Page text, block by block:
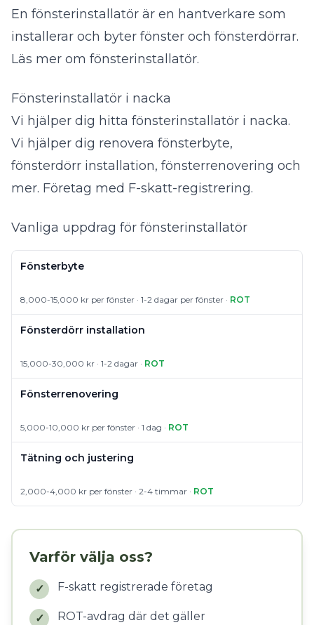
En fönsterinstallatör är en hantverkare som
installerar och byter fönster och fönsterdörrar.
Läs mer om fönsterinstallatör.
Fönsterinstallatör i nacka
Vi hjälper dig hitta fönsterinstallatör i nacka.
Vi hjälper dig renovera fönsterbyte,
fönsterdörr installation, fönsterrenovering och
mer. Företag med F-skatt-registrering.
Vanliga uppdrag för fönsterinstallatör
Fönsterbyte
8,000-15,000 kr per fönster · 1-2 dagar per fönster · ROT
Fönsterdörr installation
15,000-30,000 kr · 1-2 dagar · ROT
Fönsterrenovering
5,000-10,000 kr per fönster · 1 dag · ROT
Tätning och justering
2,000-4,000 kr per fönster · 2-4 timmar · ROT
Varför välja oss?
✓ F-skatt registrerade företag
✓ ROT-avdrag där det gäller